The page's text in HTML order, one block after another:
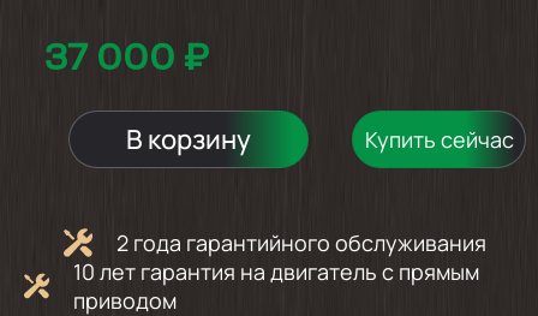
37 000 ₽
В корзину Купить сейчас
2 года гарантийного обслуживания
10 лет гарантия на двигатель с прямым
приводом